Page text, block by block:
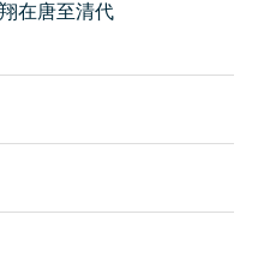
在唐至清代